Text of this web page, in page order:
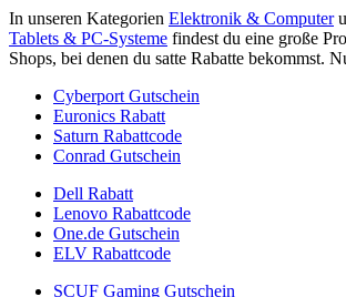
In unseren Kategorien Elektronik & Computer
Tablets & PC-Systeme findest du eine große
Shops, bei denen du satte Rabatte bekommst.
Cyberport Gutschein
Euronics Rabatt
Saturn Rabattcode
Conrad Gutschein
Dell Rabatt
Lenovo Rabattcode
One.de Gutschein
ELV Rabattcode
SCUF Gaming Gutschein